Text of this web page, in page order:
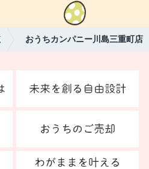
おうちカンパニー川島三重町店